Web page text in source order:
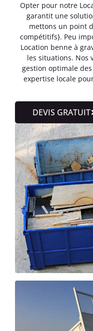
Opter pour notre
garantit une
mettons un point
compétitifs}. Peu
Location benne à
les situations. Nos
gestion optimale
expertise locale
DEVIS GRATUIT